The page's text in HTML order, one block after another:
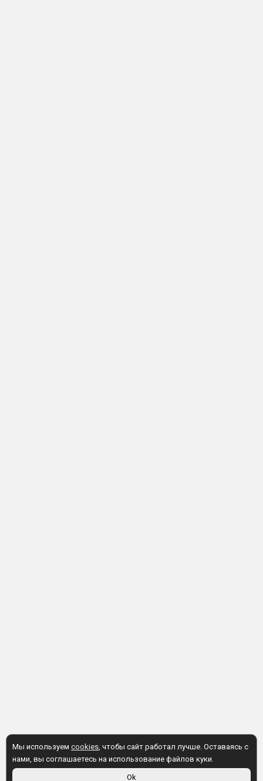
Мы используем cookies, чтобы сайт работал лучше. Оставаясь с
нами, вы соглашаетесь на использование файлов куки.
Ok